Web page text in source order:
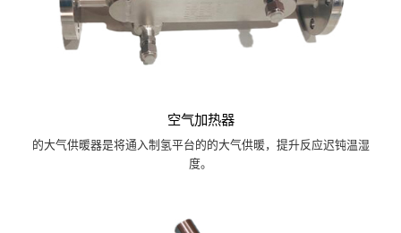
空气加热器
的大气供暖器是将通入制氢平台的的大气供暖，提升反应迟钝温湿
度。